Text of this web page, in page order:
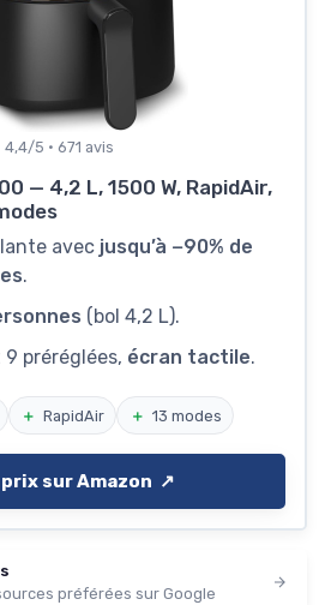
4,4/5 · 671 avis
— 4,2 L, 1500 W, RapidAir,
avec jusqu’à −90% de
.
(bol 4,2 L).
préréglées, écran tactile.
＋ RapidAir ＋ 13 modes
sur Amazon ↗️
préférées sur Google